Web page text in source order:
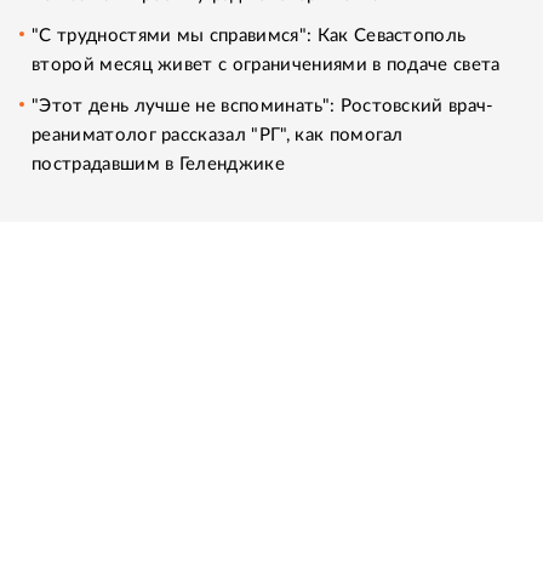
"С трудностями мы справимся": Как Севастополь
второй месяц живет с ограничениями в подаче света
"Этот день лучше не вспоминать": Ростовский врач-
реаниматолог рассказал "РГ", как помогал
пострадавшим в Геленджике